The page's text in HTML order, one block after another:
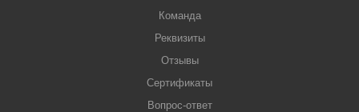
Команда
Реквизиты
Отзывы
Сертификаты
Вопрос-ответ